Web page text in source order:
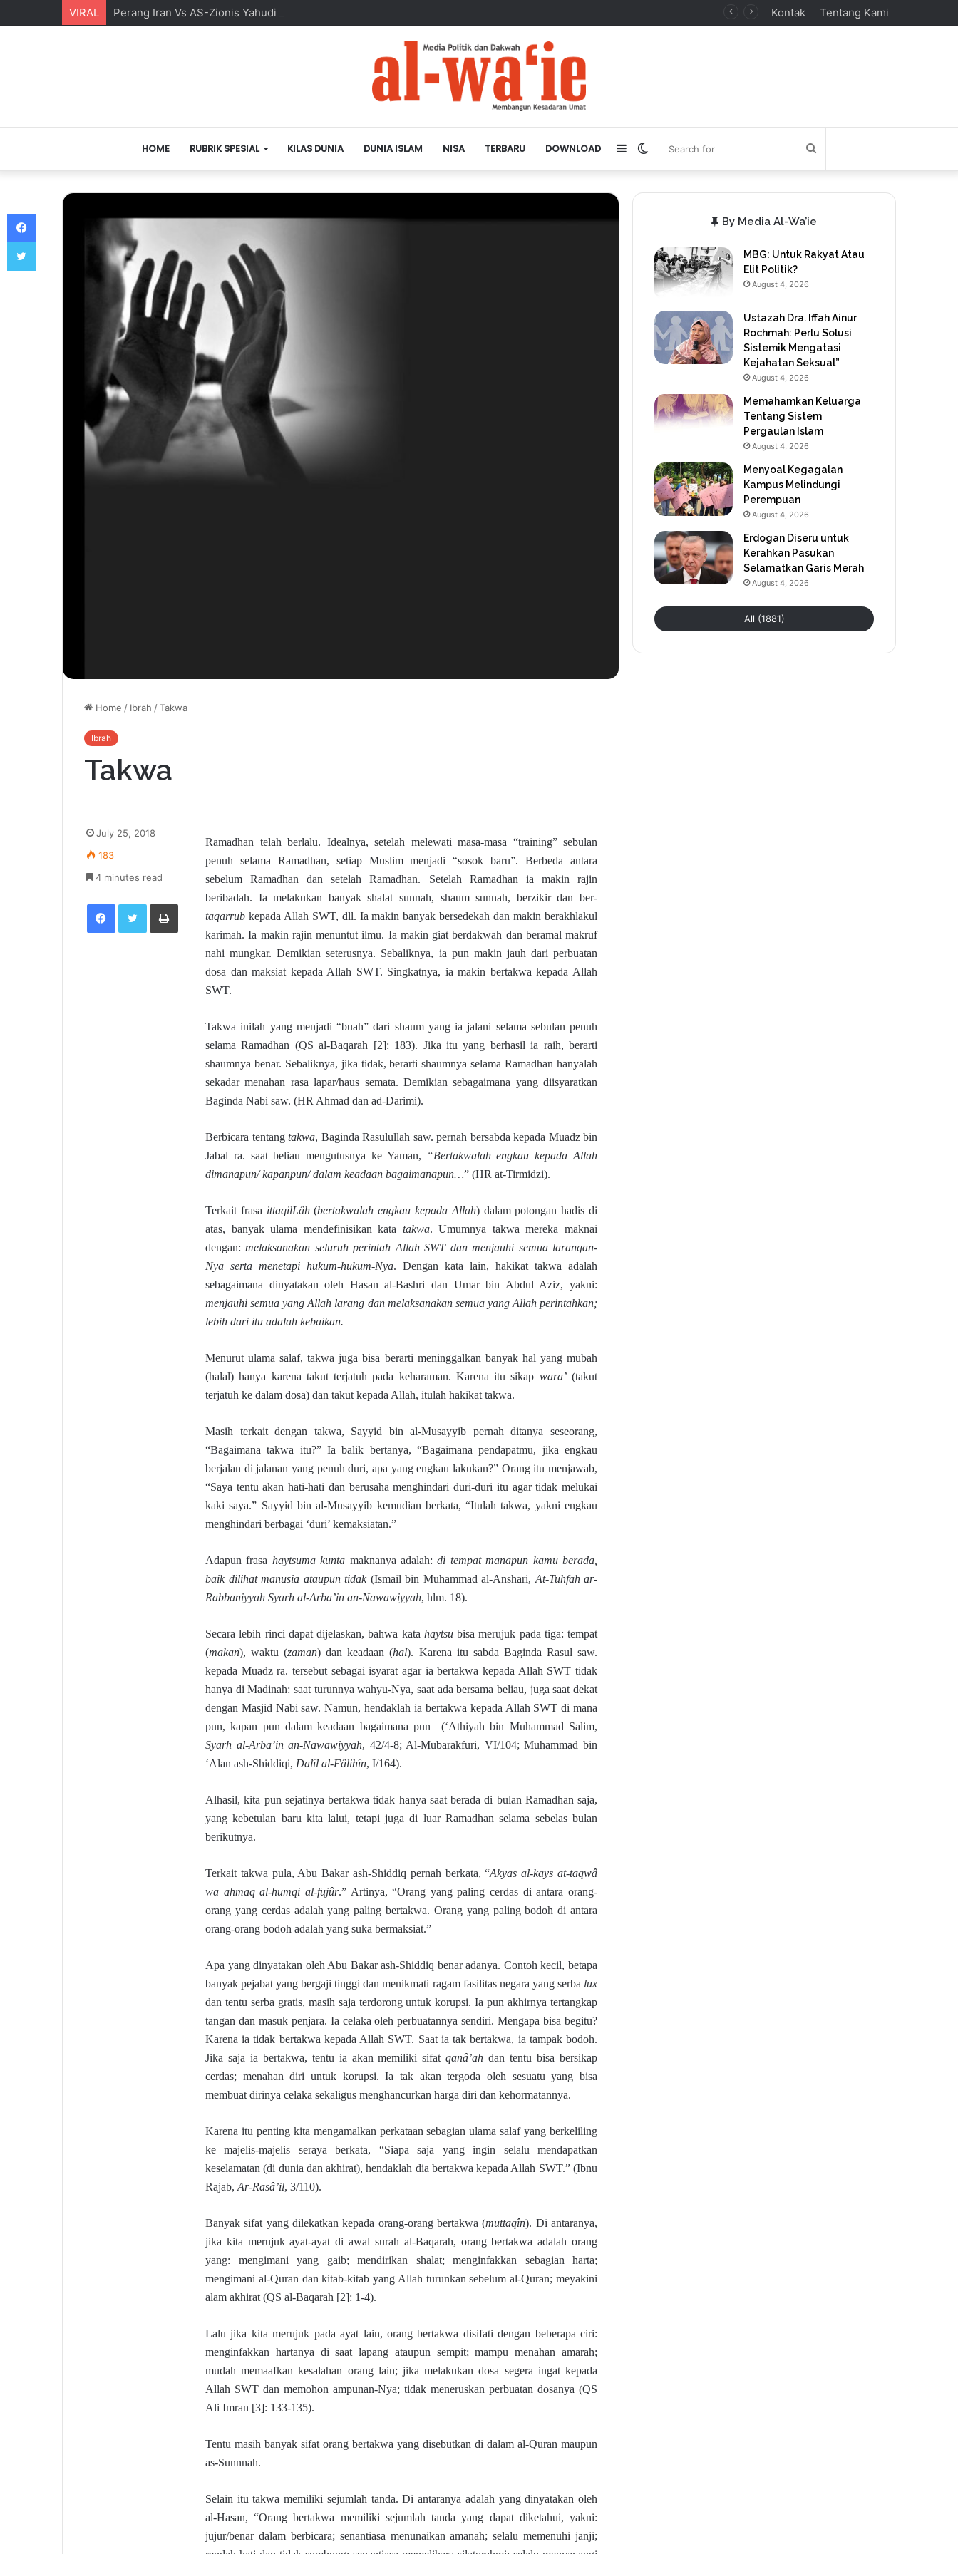
VIRAL Perang Iran Vs AS-Zionis Yahudi dan Masa Depan Dunia Islam Kontak Tentang Kami
HOME RUBRIK SPESIAL KILAS DUNIA DUNIA ISLAM NISA TERBARU DOWNLOAD
for
Switch
skin
Sidebar
Home / Ibrah /Takwa
Ibrah
Takwa
Ramadhan telah berlalu. Idealnya, setelah melewati masa-masa “training” sebulan
penuh selama Ramadhan, setiap Muslim menjadi “sosok baru”. Berbeda antara
sebelum Ramadhan dan setelah Ramadhan. Setelah Ramadhan ia makin rajin
beribadah. Ia melakukan banyak shalat sunnah, shaum sunnah, berzikir dan ber-
taqarrub kepada Allah SWT, dll. Ia makin banyak bersedekah dan makin berakhlakul
karimah. Ia makin rajin menuntut ilmu. Ia makin giat berdakwah dan beramal makruf
nahi mungkar. Demikian seterusnya. Sebaliknya, ia pun makin jauh dari perbuatan
dosa dan maksiat kepada Allah SWT. Singkatnya, ia makin bertakwa kepada Allah
SWT.
Takwa inilah yang menjadi “buah” dari shaum yang ia jalani selama sebulan penuh
selama Ramadhan (QS al-Baqarah [2]: 183). Jika itu yang berhasil ia raih, berarti
shaumnya benar. Sebaliknya, jika tidak, berarti shaumnya selama Ramadhan hanyalah
sekadar menahan rasa lapar/haus semata. Demikian sebagaimana yang diisyaratkan
Baginda Nabi saw. (HR Ahmad dan ad-Darimi).
Berbicara tentang takwa, Baginda Rasulullah saw. pernah bersabda kepada Muadz bin
Jabal ra. saat beliau mengutusnya ke Yaman,
“Bertakwalah engkau kepada Allah
dimanapun/ kapanpun/ dalam keadaan bagaimanapun…” (HR at-Tirmidzi).
Terkait frasa ittaqilLâh(bertakwalah engkau kepada Allah) dalam potongan hadis di
atas, banyak ulama mendefinisikan kata takwa. Umumnya takwa mereka maknai
dengan:melaksanakan seluruh perintah Allah SWT dan menjauhi semua larangan-
Nya serta menetapi hukum-hukum-Nya. Dengan kata lain, hakikat takwa adalah
sebagaimana dinyatakan oleh Hasan al-Bashri dan Umar bin Abdul Aziz, yakni:
menjauhi semua yang Allah larang dan melaksanakan semua yang Allah perintahkan;
lebih dari itu adalah kebaikan.
Menurut ulama salaf, takwa juga bisa berarti meninggalkan banyak hal yang mubah
(halal) hanya karena takut terjatuh pada keharaman. Karena itu sikap wara’(takut
terjatuh ke dalam dosa) dan takut kepada Allah, itulah hakikat takwa.
Masih terkait dengan takwa, Sayyid bin al-Musayyib pernah ditanya seseorang,
“Bagaimana takwa itu?” Ia balik bertanya, “Bagaimana pendapatmu, jika engkau
berjalan di jalanan yang penuh duri, apa yang engkau lakukan?” Orang itu menjawab,
“Saya tentu akan hati-hati dan berusaha menghindari duri-duri itu agar tidak melukai
kaki saya.” Sayyid bin al-Musayyib kemudian berkata, “Itulah takwa, yakni engkau
menghindari berbagai ‘duri’ kemaksiatan.”
Adapun frasa haytsuma kunta maknanya adalah:di tempat manapun kamu berada,
baik dilihat manusia ataupun tidak(Ismail bin Muhammad al-Anshari,At-Tuhfah ar-
Rabbaniyyah Syarh al-Arba’in an-Nawawiyyah, hlm. 18).
Secara lebih rinci dapat dijelaskan, bahwa kata haytsubisa merujuk pada tiga: tempat
(makan), waktu (zaman) dan keadaan (hal). Karena itu sabda Baginda Rasul saw.
kepada Muadz ra. tersebut sebagai isyarat agar ia bertakwa kepada Allah SWT tidak
hanya di Madinah: saat turunnya wahyu-Nya, saat ada bersama beliau, juga saat dekat
dengan Masjid Nabi saw. Namun, hendaklah ia bertakwa kepada Allah SWT di mana
pun, kapan pun dalam keadaan bagaimana pun (‘Athiyah bin Muhammad Salim,
Syarh al-Arba’in an-Nawawiyyah, 42/4-8; Al-Mubarakfuri, VI/104; Muhammad bin
‘Alan ash-Shiddiqi, Dalîl al-Fâlihîn, I/164).
Alhasil, kita pun sejatinya bertakwa tidak hanya saat berada di bulan Ramadhan saja,
yang kebetulan baru kita lalui, tetapi juga di luar Ramadhan selama sebelas bulan
berikutnya.
Terkait takwa pula, Abu Bakar ash-Shiddiq pernah berkata, “Akyas al-kays at-taqwâ
wa ahmaq al-humqi al-fujûr.” Artinya, “Orang yang paling cerdas di antara orang-
orang yang cerdas adalah yang paling bertakwa. Orang yang paling bodoh di antara
orang-orang bodoh adalah yang suka bermaksiat.”
Apa yang dinyatakan oleh Abu Bakar ash-Shiddiq benar adanya. Contoh kecil, betapa
banyak pejabat yang bergaji tinggi dan menikmati ragam fasilitas negara yang serba lux
dan tentu serba gratis, masih saja terdorong untuk korupsi. Ia pun akhirnya tertangkap
tangan dan masuk penjara. Ia celaka oleh perbuatannya sendiri. Mengapa bisa begitu?
Karena ia tidak bertakwa kepada Allah SWT. Saat ia tak bertakwa, ia tampak bodoh.
Jika saja ia bertakwa, tentu ia akan memiliki sifatqanâ’ah dan tentu bisa bersikap
cerdas; menahan diri untuk korupsi. Ia tak akan tergoda oleh sesuatu yang bisa
membuat dirinya celaka sekaligus menghancurkan harga diri dan kehormatannya.
Karena itu penting kita mengamalkan perkataan sebagian ulama salaf yang berkeliling
ke majelis-majelis seraya berkata, “Siapa saja yang ingin selalu mendapatkan
keselamatan (di dunia dan akhirat), hendaklah dia bertakwa kepada Allah SWT.” (Ibnu
Rajab,Ar-Rasâ’il, 3/110).
Banyak sifat yang dilekatkan kepada orang-orang bertakwa (muttaqîn). Di antaranya,
jika kita merujuk ayat-ayat di awal surah al-Baqarah, orang bertakwa adalah orang
yang: mengimani yang gaib; mendirikan shalat; menginfakkan sebagian harta;
mengimani al-Quran dan kitab-kitab yang Allah turunkan sebelum al-Quran; meyakini
alam akhirat (QS al-Baqarah [2]: 1-4).
Lalu jika kita merujuk pada ayat lain, orang bertakwa disifati dengan beberapa ciri:
menginfakkan hartanya di saat lapang ataupun sempit; mampu menahan amarah;
mudah memaafkan kesalahan orang lain; jika melakukan dosa segera ingat kepada
Allah SWT dan memohon ampunan-Nya; tidak meneruskan perbuatan dosanya (QS
Ali Imran [3]: 133-135).
Tentu masih banyak sifat orang bertakwa yang disebutkan di dalam al-Quran maupun
as-Sunnnah.
Selain itu takwa memiliki sejumlah tanda. Di antaranya adalah yang dinyatakan oleh
al-Hasan, “Orang bertakwa memiliki sejumlah tanda yang dapat diketahui, yakni:
jujur/benar dalam berbicara; senantiasa menunaikan amanah; selalu memenuhi janji;
July 25, 2018
183
4 minutes read
Facebook Twitter Print
By Media Al-Wa’ie
MBG: Untuk Rakyat Atau
Elit Politik?
August 4, 2026
Ustazah Dra. Iffah Ainur
Rochmah: Perlu Solusi
Sistemik Mengatasi
Kejahatan Seksual”
August 4, 2026
Memahamkan Keluarga
Tentang Sistem
Pergaulan Islam
August 4, 2026
Menyoal Kegagalan
Kampus Melindungi
Perempuan
August 4, 2026
Erdogan Diseru untuk
Kerahkan Pasukan
Selamatkan Garis Merah
August 4, 2026
All (1881)